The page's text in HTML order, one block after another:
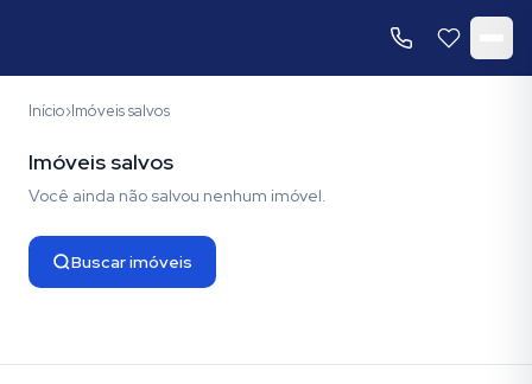
Início›Imóveis salvos
Imóveis salvos
Você ainda não salvou nenhum imóvel.
Buscar imóveis